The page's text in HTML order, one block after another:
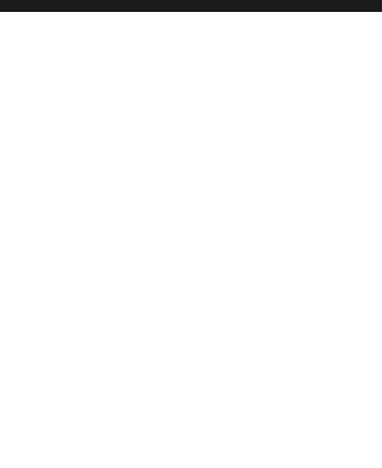
Tel.+32 (0)495 299 926